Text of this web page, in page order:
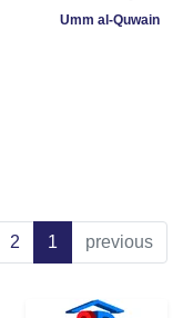
Umm al-Quwain
previous
1
2